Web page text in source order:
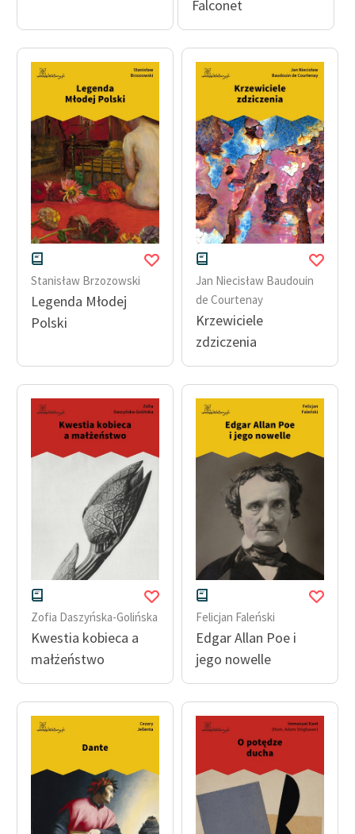
Falconet
Stanisław Brzozowski
Legenda Młodej
Polski
Jan Niecisław Baudouin
de Courtenay
Krzewiciele
zdziczenia
Zofia Daszyńska-Golińska
Kwestia kobieca a
małżeństwo
Felicjan Faleński
Edgar Allan Poe i
jego nowelle